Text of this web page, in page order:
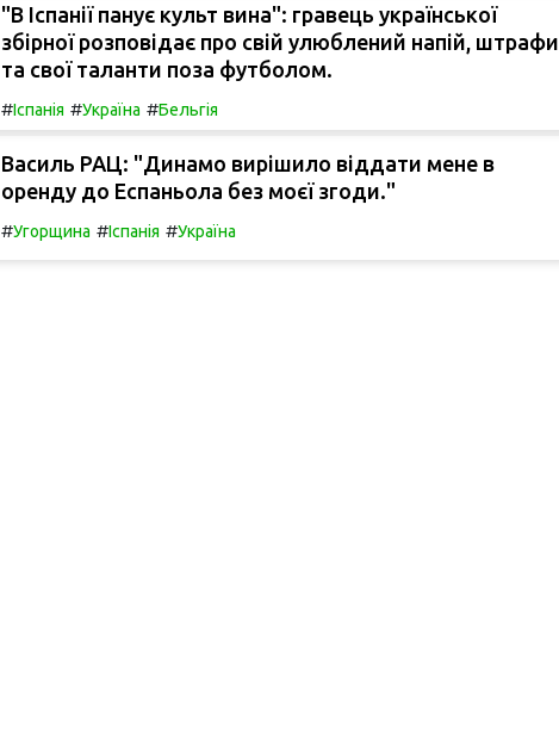
"В Іспанії панує культ вина": гравець української
збірної розповідає про свій улюблений напій, штрафи
та свої таланти поза футболом.
#Іспанія #Україна #Бельгія
Василь РАЦ: "Динамо вирішило віддати мене в
оренду до Еспаньола без моєї згоди."
#Угорщина #Іспанія #Україна